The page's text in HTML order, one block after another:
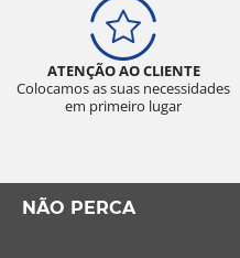
ATENÇÃO AO CLIENTE
Colocamos as suas necessidades
em primeiro lugar
NÃO PERCA